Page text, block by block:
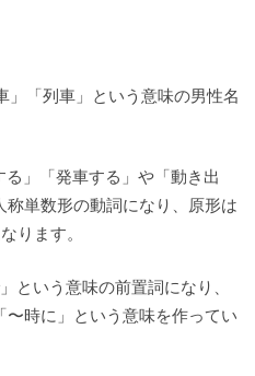
」「列車」という意味の男性名
る」「発車する」や「動き出
単数形の動詞になり、原形は
ります。
という意味の前置詞になり、
時に」という意味を作ってい